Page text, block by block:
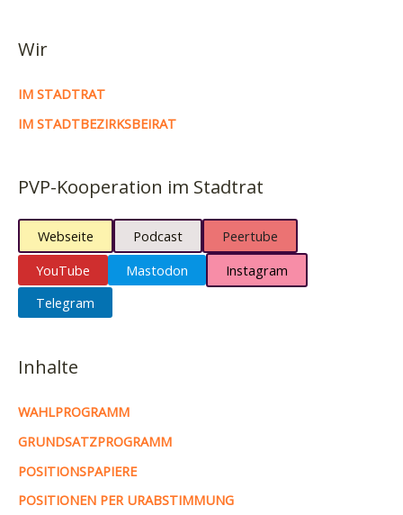
Wir
IM STADTRAT
IM STADTBEZIRKSBEIRAT
PVP-Kooperation im Stadtrat
Webseite Podcast
Peertube
YouTube
Mastodon
Instagram
Telegram
Inhalte
WAHLPROGRAMM
GRUNDSATZPROGRAMM
POSITIONSPAPIERE
POSITIONEN PER URABSTIMMUNG